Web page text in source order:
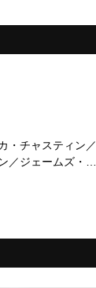
・チャスティン／
ジェームズ・ラ